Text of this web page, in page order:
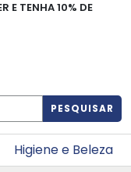
E TENHA 10% DE
PESQUISAR
Higiene e Beleza